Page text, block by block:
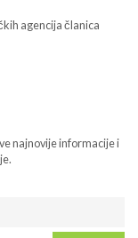
agencija članica
najnovije informacije i